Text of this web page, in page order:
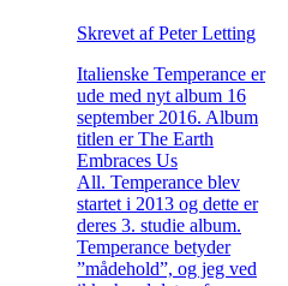
Skrevet af Peter Letting
Italienske Temperance er
ude med nyt album 16
september 2016. Album
titlen er The Earth
Embraces Us
All. Temperance blev
startet i 2013 og dette er
deres 3. studie album.
Temperance betyder
”mådehold”, og jeg ved